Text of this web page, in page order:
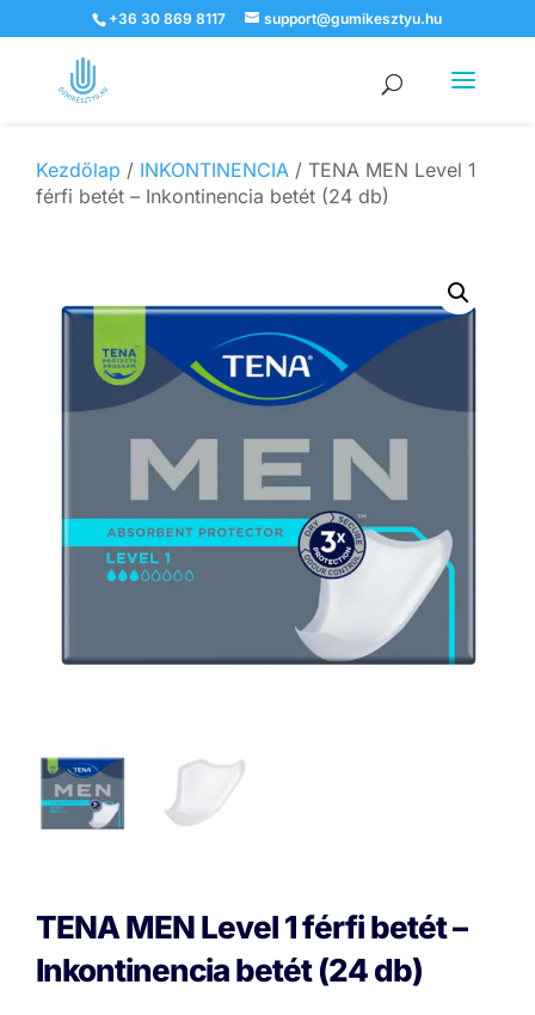
+36 30 869 8117 support@gumikesztyu.hu
Products
search
Kezdőlap / INKONTINENCIA / TENA MEN Level 1
férfi betét – Inkontinencia betét (24 db)
TENA MEN Level 1 férfi betét –
Inkontinencia betét (24 db)